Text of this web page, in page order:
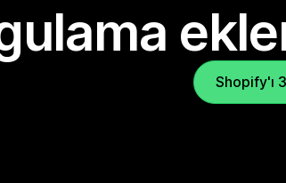
Shopify'ı